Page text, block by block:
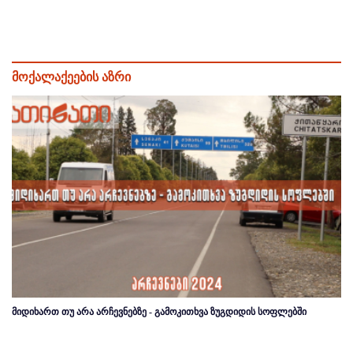
მოქალაქეების აზრი
მიდიხართ თუ არა არჩევნებზე - გამოკითხვა ზუგდიდის სოფლებში